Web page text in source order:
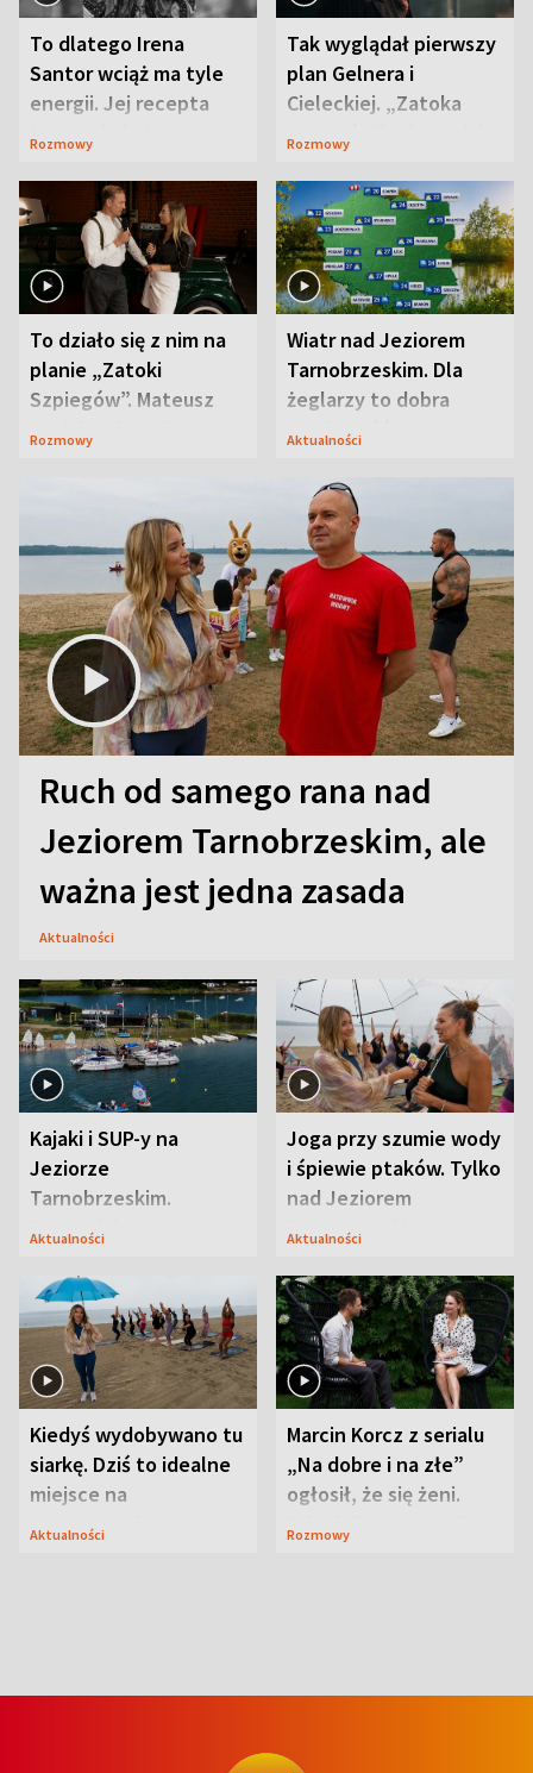
To dlatego Irena
Santor wciąż ma tyle
energii. Jej recepta
jest zaskakująco
Rozmowy
Tak wyglądał pierwszy
plan Gelnera i
Cieleckiej. „Zatoka
szpiegów” od razu ich
Rozmowy
To działo się z nim na
planie „Zatoki
Szpiegów”. Mateusz
Janicki odsłonił
Rozmowy
Wiatr nad Jeziorem
Tarnobrzeskim. Dla
żeglarzy to dobra
wiadomość
Aktualności
Ruch od samego rana nad
Jeziorem Tarnobrzeskim, ale
ważna jest jedna zasada
Aktualności
Kajaki i SUP-y na
Jeziorze
Tarnobrzeskim.
Przyrodnicy zwracają
Aktualności
Joga przy szumie wody
i śpiewie ptaków. Tylko
nad Jeziorem
Tarnobrzeskim
Aktualności
Kiedyś wydobywano tu
siarkę. Dziś to idealne
miejsce na
wypoczynek
Aktualności
Marcin Korcz z serialu
„Na dobre i na złe”
ogłosił, że się żeni.
Zdradził, co zmienił
Rozmowy